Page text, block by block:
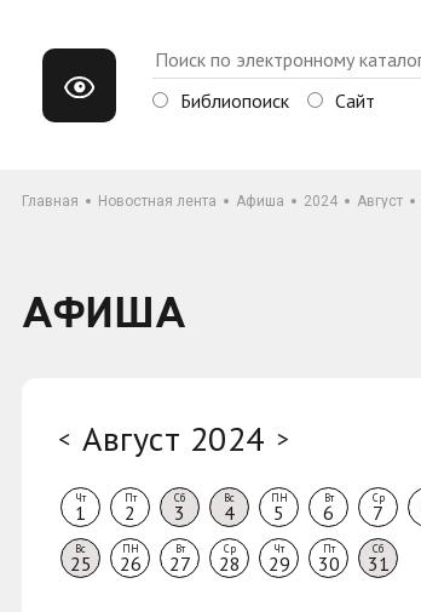
Библиопоиск Сайт
Главная Новостная лента Афиша 2024 Август
АФИША
< Август 2024 >
Чт
1
Пт
2
Сб
3
Вс
4
ПН
5
Вт
6
Ср
7
Вс
25
ПН
26
Вт
27
Ср
28
Чт
29
Пт
30
Сб
31